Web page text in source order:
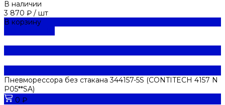
В наличии
3 870 ₽ / шт
В корзину
Пневморессора без стакана 344157-5S (CONTITECH 4157 N
P05**SA)
0 ₽